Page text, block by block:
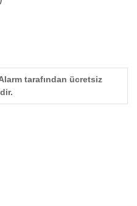
tarafından ücretsiz